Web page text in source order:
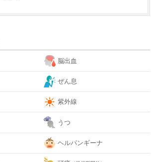
脳出血
ぜん息
紫外線
うつ
ヘルパンギーナ